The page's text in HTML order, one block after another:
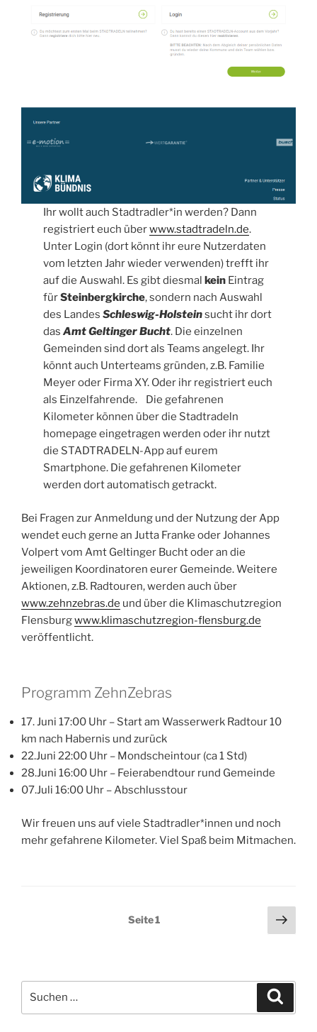
Ihr wollt auch Stadtradler*in werden? Dann
registriert euch überwww.stadtradeln.de.
Unter Login (dort könnt ihr eure Nutzerdaten
vom letzten Jahr wieder verwenden) trefft ihr
auf die Auswahl. Es gibt diesmal kein Eintrag
fürSteinbergkirche, sondern nach Auswahl
des LandesSchleswig-Holsteinsucht ihr dort
dasAmt Geltinger Bucht. Die einzelnen
Gemeinden sind dort als Teams angelegt. Ihr
könnt auch Unterteams gründen, z.B. Familie
Meyer oder Firma XY. Oder ihr registriert euch
als Einzelfahrende. Die gefahrenen
Kilometer können über die Stadtradeln
homepage eingetragen werden oder ihr nutzt
die STADTRADELN-App auf eurem
Smartphone. Die gefahrenen Kilometer
werden dort automatisch getrackt.
Bei Fragen zur Anmeldung und der Nutzung der App
wendet euch gerne an Jutta Franke oder Johannes
Volpert vom Amt Geltinger Bucht oder an die
jeweiligen Koordinatoren eurer Gemeinde. Weitere
Aktionen, z.B. Radtouren, werden auch über
www.zehnzebras.de und über die Klimaschutzregion
Flensburgwww.klimaschutzregion-flensburg.de
veröffentlicht.
Programm ZehnZebras
17. Juni 17:00 Uhr – Start am Wasserwerk Radtour 10
km nach Habernis und zurück
22.Juni 22:00 Uhr – Mondscheintour (ca 1 Std)
28.Juni 16:00 Uhr – Feierabendtour rund Gemeinde
07.Juli 16:00 Uhr – Abschlusstour
Wir freuen uns auf viele Stadtradler*innen und noch
mehr gefahrene Kilometer. Viel Spaß beim Mitmachen.
Seitennummerierung
Seite1
nach: